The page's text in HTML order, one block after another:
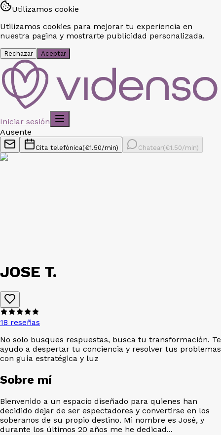
Utilizamos cookie
Utilizamos cookies para mejorar tu experiencia en
nuestra pagina y mostrarte publicidad personalizada.
Rechazar Aceptar
Iniciar sesión
Ausente
Cita telefónica(€1.50/min) Chatear(€1.50/min)
JOSE T.
18 reseñas
No solo busques respuestas, busca tu transformación. Te
ayudo a despertar tu conciencia y resolver tus problemas
con guía estratégica y luz
Sobre mí
Bienvenido a un espacio diseñado para quienes han
decidido dejar de ser espectadores y convertirse en los
soberanos de su propio destino. Mi nombre es José, y
durante los últimos 20 años me he dedicad...